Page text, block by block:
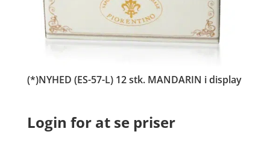
(*)NYHED (ES-57-L) 12 stk. MANDARIN i display
Login for at se priser